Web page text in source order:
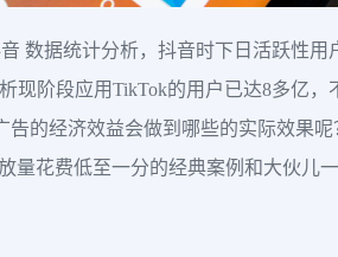
数据统计分析，抖音时下日活跃性
阶段应用TikTok的用户已达8多亿
的经济效益会做到哪些的实际效果
量花费低至一分的经典案例和大伙儿一